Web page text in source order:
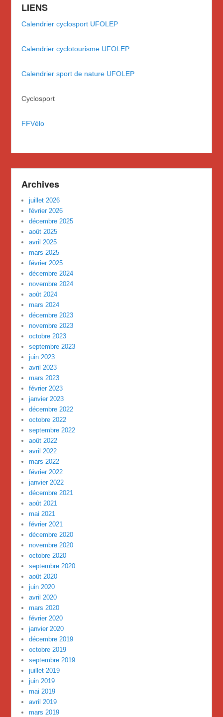
LIENS
Calendrier cyclosport UFOLEP
Calendrier cyclotourisme UFOLEP
Calendrier sport de nature UFOLEP
Cyclosport
FFVélo
Archives
juillet 2026
février 2026
décembre 2025
août 2025
avril 2025
mars 2025
février 2025
décembre 2024
novembre 2024
août 2024
mars 2024
décembre 2023
novembre 2023
octobre 2023
septembre 2023
juin 2023
avril 2023
mars 2023
février 2023
janvier 2023
décembre 2022
octobre 2022
septembre 2022
août 2022
avril 2022
mars 2022
février 2022
janvier 2022
décembre 2021
août 2021
mai 2021
février 2021
décembre 2020
novembre 2020
octobre 2020
septembre 2020
août 2020
juin 2020
avril 2020
mars 2020
février 2020
janvier 2020
décembre 2019
octobre 2019
septembre 2019
juillet 2019
juin 2019
mai 2019
avril 2019
mars 2019